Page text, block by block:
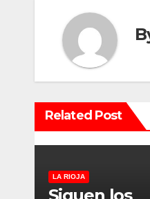
g
a
c
i
ó
d
Related Post
LA RIOJA
Siguen los